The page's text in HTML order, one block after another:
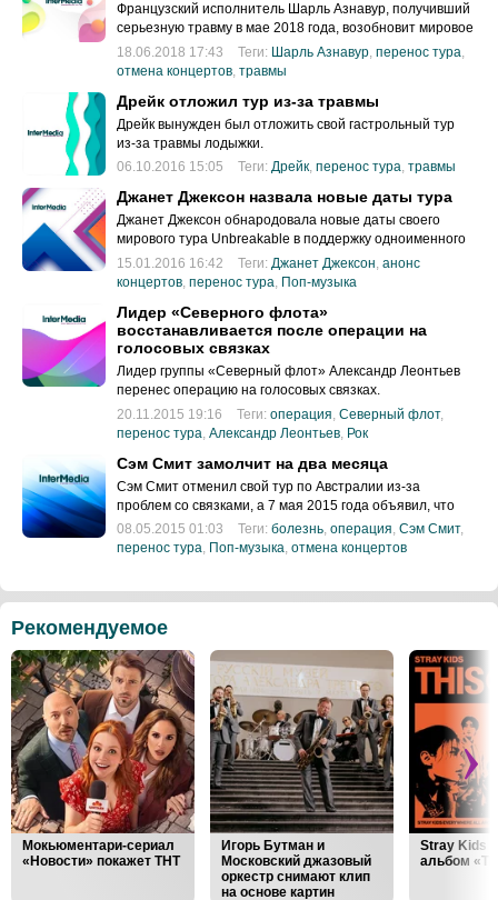
Французский исполнитель Шарль Азнавур, получивший
серьезную травму в мае 2018 года, возобновит мировое
18.06.2018 17:43
Теги: Шарль Азнавур перенос тура
отмена концертов травмы
Дрейк отложил тур из-за травмы
Дрейк вынужден был отложить свой гастрольный тур
из-за травмы лодыжки.
06.10.2016 15:05
Теги: Дрейк, перенос тура, травмы
Джанет Джексон назвала новые даты тура
Джанет Джексон обнародовала новые даты своего
мирового тура Unbreakable в поддержку одноименного
альбома.
15.01.2016 16:42 Теги: Джанет Джексон, анонс
концертов, перенос тура, Поп-музыка
Лидер «Северного флота»
восстанавливается после операции на
голосовых связках
Лидер группы «Северный флот» Александр Леонтьев
перенес операцию на голосовых связках.
20.11.2015 19:16
Теги: операция Северный флот,
перенос тура Александр Леонтьев Рок
Сэм Смит замолчит на два месяца
Сэм Смит отменил свой тур по Австралии из-за
проблем со связками, а 7 мая 2015 года объявил, что
должен перенести хирургическое вмешательство
08.05.2015 01:03 Теги: болезнь, операция, Сэм Смит,
перенос тура, Поп-музыка, отмена концертов
Рекомендуемое
Мокьюментари-сериал
«Новости» покажет ТНТ
Игорь Бутман и
Московский джазовый
оркестр снимают клип
на основе картин
Stray Kids
альбом